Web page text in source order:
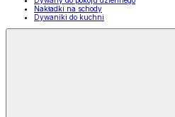
Nakładki na schody
Dywaniki do kuchni